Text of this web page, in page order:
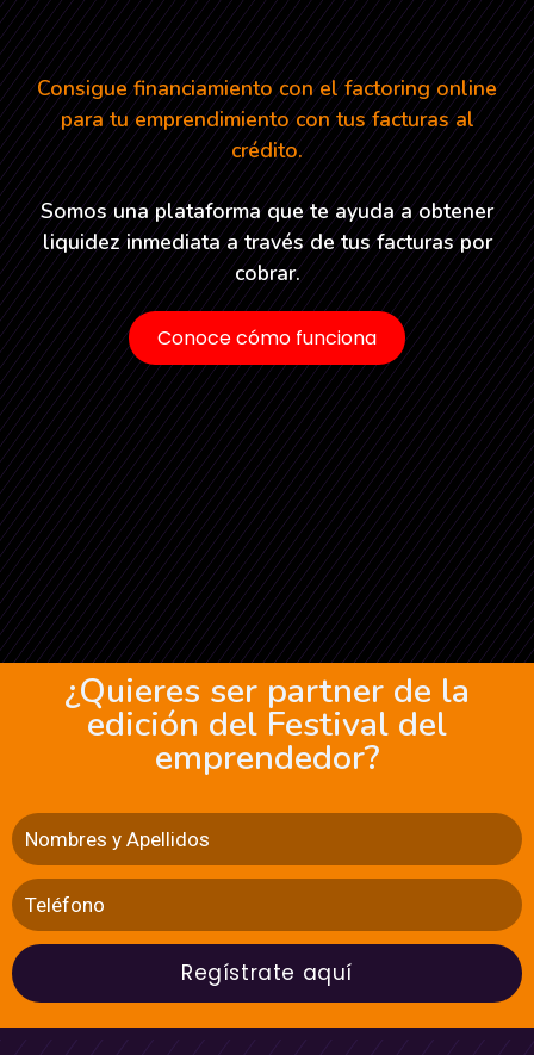
Consigue financiamiento con el factoring online
para tu emprendimiento con tus facturas al
crédito.
Somos una plataforma que te ayuda a obtener
liquidez inmediata a través de tus facturas por
cobrar.
Conoce cómo funciona
¿Quieres ser partner de la
edición del Festival del
emprendedor?
Regístrate aquí